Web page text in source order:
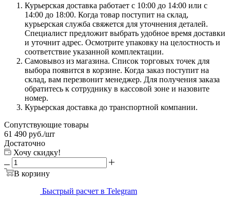
Курьерская доставка работает с 10:00 до 14:00 или с
14:00 до 18:00. Когда товар поступит на склад,
курьерская служба свяжется для уточнения деталей.
Специалист предложит выбрать удобное время доставки
и уточнит адрес. Осмотрите упаковку на целостность и
соответствие указанной комплектации.
Самовывоз из магазина. Список торговых точек для
выбора появится в корзине. Когда заказ поступит на
склад, вам перезвонит менеджер. Для получения заказа
обратитесь к сотруднику в кассовой зоне и назовите
номер.
Курьерская доставка до транспортной компании.
Сопутствующие товары
61 490 руб./шт
Достаточно
Хочу скидку!
В корзину
Быстрый расчет в Telegram